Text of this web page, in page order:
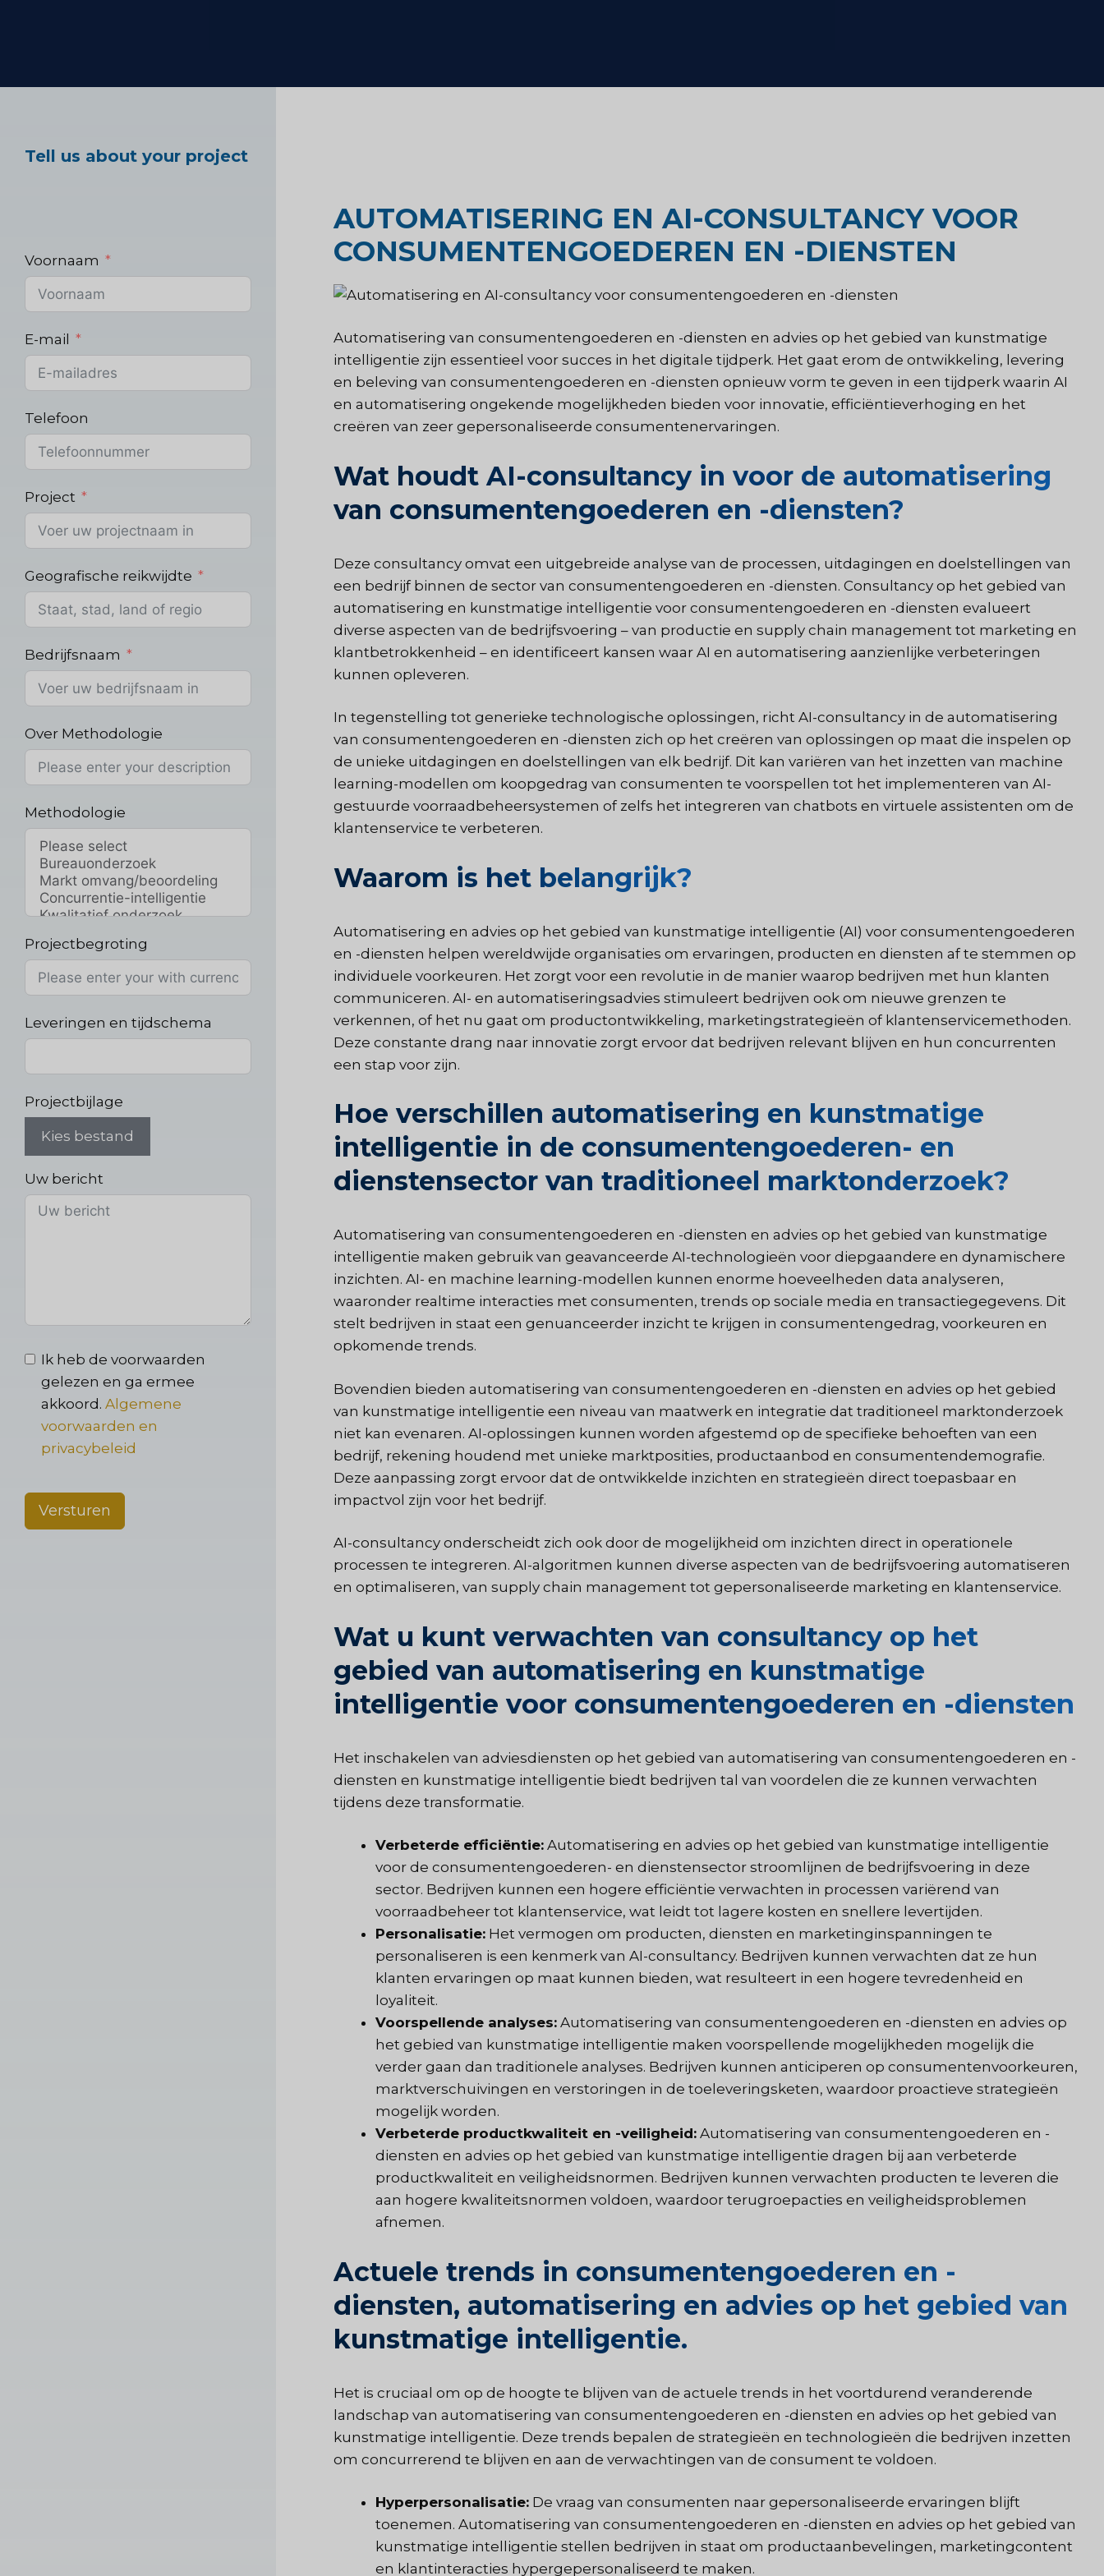
Marktonderzoek reizen en
toerisme
advocatenkantoren
Marktonderzoek voor
advocatenkantoren
AUTOMATISERING EN AI-CONSULTANCY VOOR
CONSUMENTENGOEDEREN EN -DIENSTEN
Automatisering van consumentengoederen en -diensten en advies op het gebied van kunstmatige
intelligentie zijn essentieel voor succes in het digitale tijdperk. Het gaat erom de ontwikkeling, levering
en beleving van consumentengoederen en -diensten opnieuw vorm te geven in een tijdperk waarin AI
en automatisering ongekende mogelijkheden bieden voor innovatie, efficiëntieverhoging en het
creëren van zeer gepersonaliseerde consumentenervaringen.
Wat houdt AI-consultancy in voor de automatisering
van consumentengoederen en -diensten?
Deze consultancy omvat een uitgebreide analyse van de processen, uitdagingen en doelstellingen van
een bedrijf binnen de sector van consumentengoederen en -diensten. Consultancy op het gebied van
automatisering en kunstmatige intelligentie voor consumentengoederen en -diensten evalueert
diverse aspecten van de bedrijfsvoering – van productie en supply chain management tot marketing en
klantbetrokkenheid – en identificeert kansen waar AI en automatisering aanzienlijke verbeteringen
kunnen opleveren.
In tegenstelling tot generieke technologische oplossingen, richt AI-consultancy in de automatisering
van consumentengoederen en -diensten zich op het creëren van oplossingen op maat die inspelen op
de unieke uitdagingen en doelstellingen van elk bedrijf. Dit kan variëren van het inzetten van machine
learning-modellen om koopgedrag van consumenten te voorspellen tot het implementeren van AI-
gestuurde voorraadbeheersystemen of zelfs het integreren van chatbots en virtuele assistenten om de
klantenservice te verbeteren.
Waarom is het belangrijk?
Automatisering en advies op het gebied van kunstmatige intelligentie (AI) voor consumentengoederen
en -diensten helpen wereldwijde organisaties om ervaringen, producten en diensten af te stemmen op
individuele voorkeuren. Het zorgt voor een revolutie in de manier waarop bedrijven met hun klanten
communiceren. AI- en automatiseringsadvies stimuleert bedrijven ook om nieuwe grenzen te
verkennen, of het nu gaat om productontwikkeling, marketingstrategieën of klantenservicemethoden.
Deze constante drang naar innovatie zorgt ervoor dat bedrijven relevant blijven en hun concurrenten
een stap voor zijn.
Hoe verschillen automatisering en kunstmatige
intelligentie in de consumentengoederen- en
dienstensector van traditioneel marktonderzoek?
Automatisering van consumentengoederen en -diensten en advies op het gebied van kunstmatige
intelligentie maken gebruik van geavanceerde AI-technologieën voor diepgaandere en dynamischere
inzichten. AI- en machine learning-modellen kunnen enorme hoeveelheden data analyseren,
waaronder realtime interacties met consumenten, trends op sociale media en transactiegegevens. Dit
stelt bedrijven in staat een genuanceerder inzicht te krijgen in consumentengedrag, voorkeuren en
opkomende trends.
Bovendien bieden automatisering van consumentengoederen en -diensten en advies op het gebied
van kunstmatige intelligentie een niveau van maatwerk en integratie dat traditioneel marktonderzoek
niet kan evenaren. AI-oplossingen kunnen worden afgestemd op de specifieke behoeften van een
bedrijf, rekening houdend met unieke marktposities, productaanbod en consumentendemografie.
Deze aanpassing zorgt ervoor dat de ontwikkelde inzichten en strategieën direct toepasbaar en
impactvol zijn voor het bedrijf.
AI-consultancy onderscheidt zich ook door de mogelijkheid om inzichten direct in operationele
processen te integreren. AI-algoritmen kunnen diverse aspecten van de bedrijfsvoering automatiseren
en optimaliseren, van supply chain management tot gepersonaliseerde marketing en klantenservice.
Wat u kunt verwachten van consultancy op het
gebied van automatisering en kunstmatige
intelligentie voor consumentengoederen en -diensten
Het inschakelen van adviesdiensten op het gebied van automatisering van consumentengoederen en -
diensten en kunstmatige intelligentie biedt bedrijven tal van voordelen die ze kunnen verwachten
tijdens deze transformatie.
Verbeterde efficiëntie: Automatisering en advies op het gebied van kunstmatige intelligentie
voor de consumentengoederen- en dienstensector stroomlijnen de bedrijfsvoering in deze
sector. Bedrijven kunnen een hogere efficiëntie verwachten in processen variërend van
voorraadbeheer tot klantenservice, wat leidt tot lagere kosten en snellere levertijden.
Personalisatie: Het vermogen om producten, diensten en marketinginspanningen te
personaliseren is een kenmerk van AI-consultancy. Bedrijven kunnen verwachten dat ze hun
klanten ervaringen op maat kunnen bieden, wat resulteert in een hogere tevredenheid en
loyaliteit.
Voorspellende analyses: Automatisering van consumentengoederen en -diensten en advies op
het gebied van kunstmatige intelligentie maken voorspellende mogelijkheden mogelijk die
verder gaan dan traditionele analyses. Bedrijven kunnen anticiperen op consumentenvoorkeuren,
marktverschuivingen en verstoringen in de toeleveringsketen, waardoor proactieve strategieën
mogelijk worden.
Verbeterde productkwaliteit en -veiligheid: Automatisering van consumentengoederen en -
diensten en advies op het gebied van kunstmatige intelligentie dragen bij aan verbeterde
productkwaliteit en veiligheidsnormen. Bedrijven kunnen verwachten producten te leveren die
aan hogere kwaliteitsnormen voldoen, waardoor terugroepacties en veiligheidsproblemen
afnemen.
Actuele trends in consumentengoederen en -
diensten, automatisering en advies op het gebied van
kunstmatige intelligentie.
Het is cruciaal om op de hoogte te blijven van de actuele trends in het voortdurend veranderende
landschap van automatisering van consumentengoederen en -diensten en advies op het gebied van
kunstmatige intelligentie. Deze trends bepalen de strategieën en technologieën die bedrijven inzetten
om concurrerend te blijven en aan de verwachtingen van de consument te voldoen.
Hyperpersonalisatie: De vraag van consumenten naar gepersonaliseerde ervaringen blijft
toenemen. Automatisering van consumentengoederen en -diensten en advies op het gebied van
kunstmatige intelligentie stellen bedrijven in staat om productaanbevelingen, marketingcontent
en klantinteracties hypergepersonaliseerd te maken.
Tell us about your project
Voornaam
E-mail
Telefoon
Project
Geografische reikwijdte
Bedrijfsnaam
Over Methodologie
Methodologie
Projectbegroting
Leveringen en tijdschema
Projectbijlage
Kies bestand
Uw bericht
Ik heb de voorwaarden
gelezen en ga ermee
akkoord. Algemene
voorwaarden en
privacybeleid
Versturen